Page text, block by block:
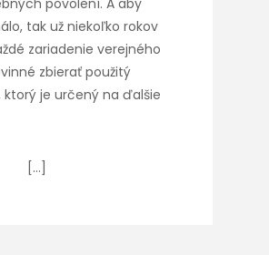
povolení. A aby
tak už niekoľko rokov
zariadenie verejného
zbierať použitý
ktorý je určený na ďalšie
[…]